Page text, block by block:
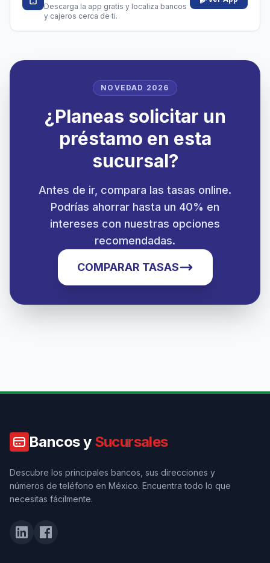
Descarga la app gratis y localiza bancos
y cajeros cerca de ti.
NOVEDAD 2026
¿Planeas solicitar un
préstamo en esta
sucursal?
Antes de ir, compara las tasas online.
Podrías ahorrar hasta un 40% en
intereses con nuestras opciones
recomendadas.
COMPARAR TASAS
Bancos y Sucursales
Descubre los principales bancos, sus direcciones y
números de teléfono en México. Encuentra todo lo que
necesitas fácilmente.